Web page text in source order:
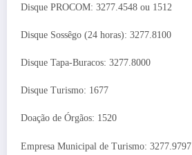
Disque PROCOM: 3277.4548 ou 1512
Disque Sossêgo (24 horas): 3277.8100
Disque Tapa-Buracos: 3277.8000
Disque Turismo: 1677
Doação de Órgãos: 1520
Empresa Municipal de Turismo: 3277.9797